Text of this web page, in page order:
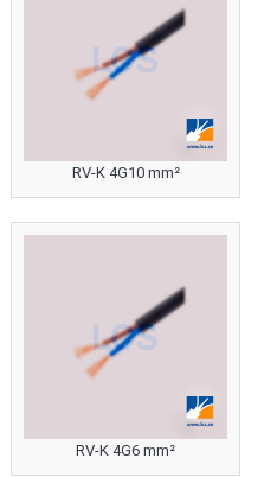
RV-K 4G10 mm²
RV-K 4G6 mm²